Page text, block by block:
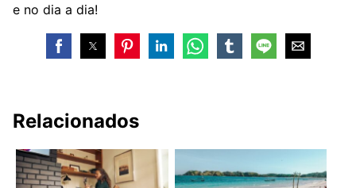
e no dia a dia!
Relacionados